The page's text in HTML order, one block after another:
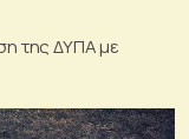
της ΔΥΠΑ με